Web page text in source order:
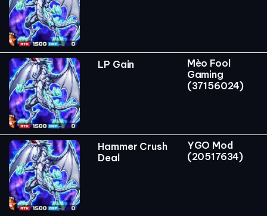
LP Gain
Mèo Fool
Gaming
(37156024)
Hammer Crush
Deal
YGO Mod
(20517634)